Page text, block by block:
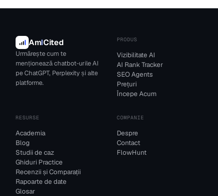
AmICited
Urmărește cum te
menționează chatbot-urile AI
pe ChatGPT, Perplexity și alte
platforme.
PRODUS
Vizibilitate AI
AI Rank Tracker
SEO Agents
Prețuri
Începe Acum
RESURSE
Academia
Blog
Studii de caz
Ghiduri Practice
Recenzii și Comparații
Rapoarte de date
Glosar
COMPANIE
Despre
Contact
FlowHunt